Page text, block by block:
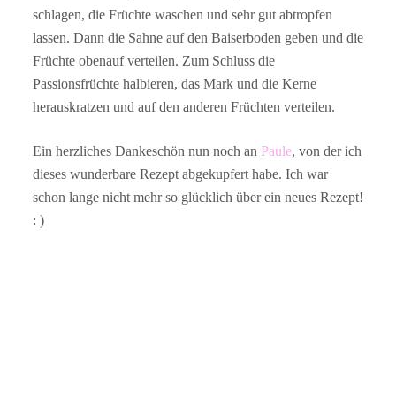
schlagen, die Früchte waschen und sehr gut abtropfen
lassen. Dann die Sahne auf den Baiserboden geben und die
Früchte obenauf verteilen. Zum Schluss die
Passionsfrüchte halbieren, das Mark und die Kerne
herauskratzen und auf den anderen Früchten verteilen.
Ein herzliches Dankeschön nun noch an Paule, von der ich
dieses wunderbare Rezept abgekupfert habe. Ich war
schon lange nicht mehr so glücklich über ein neues Rezept!
: )